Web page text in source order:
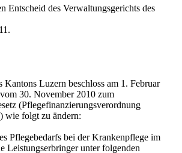
Entscheid des Verwaltungsgerichts des
Kantons Luzern beschloss am 1. Februar
30. November 2010 zum
(Pflegefinanzierungsverordnung
wie folgt zu ändern:
Pflegebedarfs bei der Krankenpflege im
Leistungserbringer unter folgenden